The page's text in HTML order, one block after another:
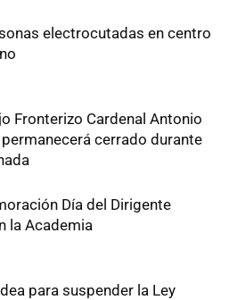
electrocutadas en centro
Fronterizo Cardenal Antonio
cerrado durante
Día del Dirigente
la Academia
para suspender la Ley